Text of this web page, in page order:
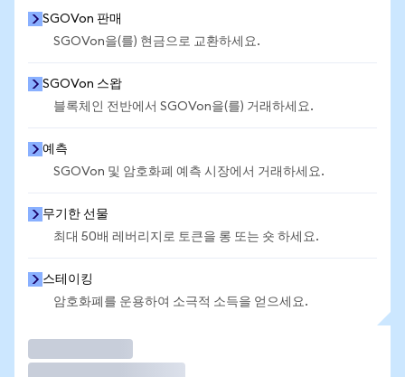
SGOVon 판매
SGOVon을(를) 현금으로 교환하세요.
SGOVon 스왑
블록체인 전반에서 SGOVon을(를) 거래하세요.
예측
SGOVon 및 암호화폐 예측 시장에서 거래하세요.
무기한 선물
최대 50배 레버리지로 토큰을 롱 또는 숏 하세요.
스테이킹
암호화폐를 운용하여 소극적 소득을 얻으세요.